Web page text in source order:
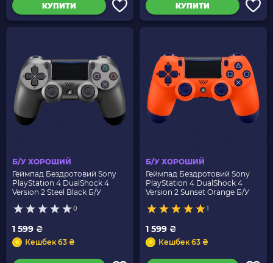
КУПИТИ КУПИТИ
Б/У ХОРОШИЙ
Геймпад Бездротовий Sony
PlayStation 4 DualShock 4
Version 2 Steel Black Б/У
0
1 599 ₴
Кешбек 63 ₴
Б/У ХОРОШИЙ
Геймпад Бездротовий Sony
PlayStation 4 DualShock 4
Version 2 Sunset Orange Б/У
1
1 599 ₴
Кешбек 63 ₴